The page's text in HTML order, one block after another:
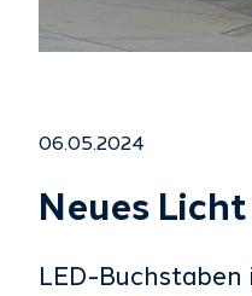
06.05.2024
Neues
LED-